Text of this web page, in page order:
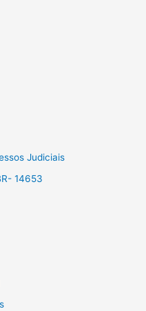
Judiciais
14653